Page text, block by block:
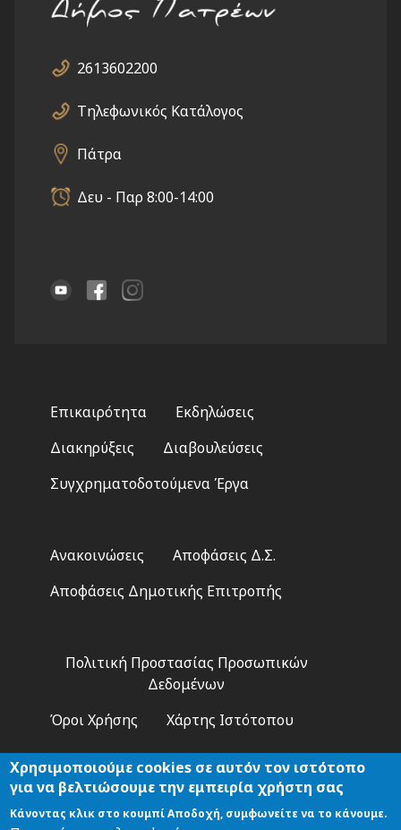
2613602200
Τηλεφωνικός Κατάλογος
Πάτρα
Δευ - Παρ 8:00-14:00
menu
Επικαιρότητα
Εκδηλώσεις
Διακηρύξεις
Διαβουλεύσεις
Συγχρηματοδοτούμενα Έργα
2
Ανακοινώσεις
Αποφάσεις Δ.Σ.
Αποφάσεις Δημοτικής Επιτροπής
Πολιτική Προστασίας Προσωπικών
Δεδομένων
Όροι Χρήσης
Χάρτης Ιστότοπου
Αναζήτηση
Χρησιμοποιούμε cookies σε αυτόν τον ιστότοπο
για να βελτιώσουμε την εμπειρία χρήστη σας
Κάνοντας κλικ στο κουμπί Αποδοχή, συμφωνείτε να το κάνουμε.